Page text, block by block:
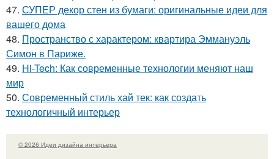
47. СУПЕР декор стен из бумаги: оригинальные идеи для
вашего дома
48. Пространство с характером: квартира Эммануэль
Симон в Париже.
49. Hi-Tech: Как современные технологии меняют наш
мир
50. Современный стиль хай тек: как создать
технологичный интерьер
© 2026 Идеи дизайна интерьера